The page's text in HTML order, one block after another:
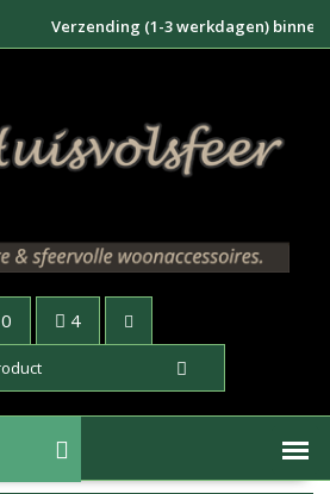
Verzending (1-3 werkdagen) binnen
0 4